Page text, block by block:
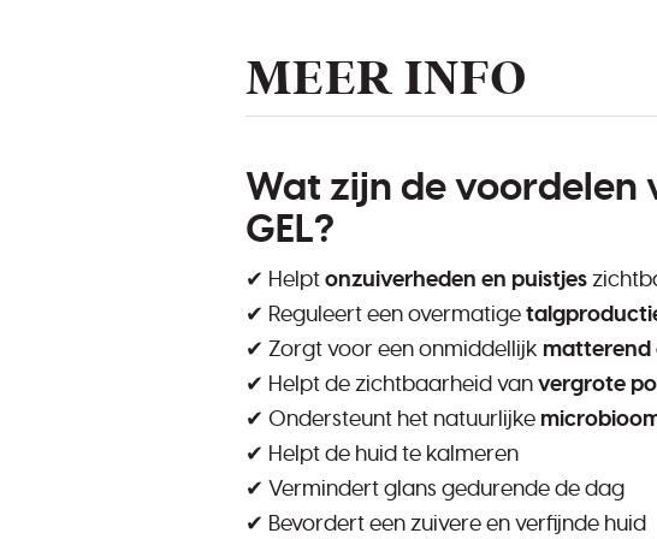
MEER INFO
Wat zijn de voordelen
GEL?
✔ Helpt onzuiverheden en puistjes
✔ Reguleert een overmatige
✔ Zorgt voor een onmiddellijk matterend
✔ Helpt de zichtbaarheid van vergrote
✔ Ondersteunt het natuurlijke
✔ Helpt de huid te kalmeren
✔ Vermindert glans gedurende de dag
✔ Bevordert een zuivere en verfijnde huid